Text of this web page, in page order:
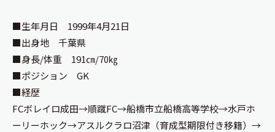
■生年月日 1999年4月21日
■出身地 千葉県
■身長/体重 191㎝/70㎏
■ポジション GK
■経歴
FCボレイロ成田→順蹴FC→船橋市立船橋高等学校→水戸ホ
ーリーホック→アスルクラロ沼津（育成型期限付き移籍）→